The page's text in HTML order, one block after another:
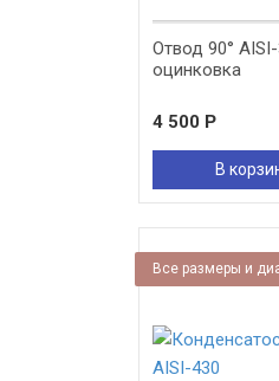
Отвод 90°
оцинковка
4 500 Р
В
Все размеры и